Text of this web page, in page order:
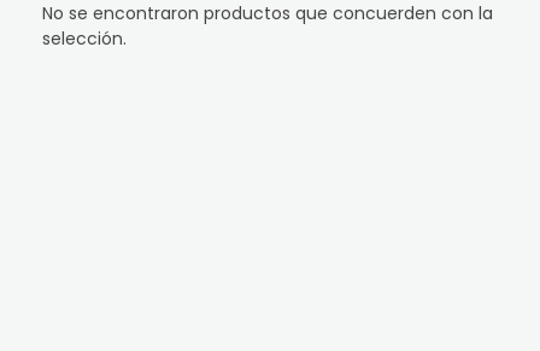
No se encontraron productos que concuerden con la
selección.